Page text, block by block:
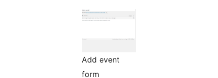
Add event
form